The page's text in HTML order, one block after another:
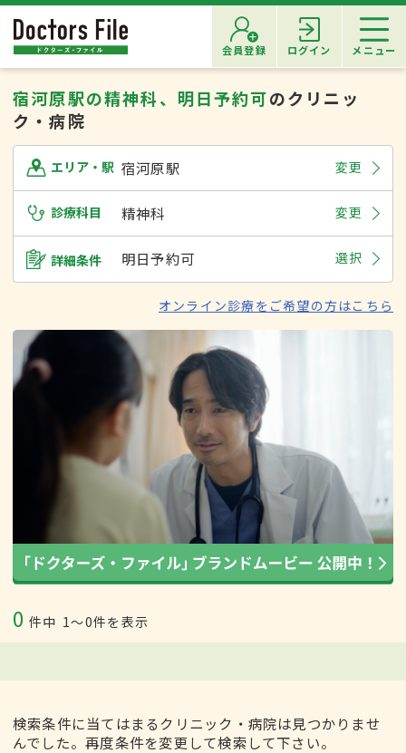
会員登録 ログイン メニュー
宿河原駅の精神科、明日予約可のクリニッ
ク・病院
エリア・駅 宿河原駅 変更
診療科目 精神科 変更
詳細条件 明日予約可 選択
オンライン診療をご希望の方はこちら
0 件中 1〜0件を表示
検索条件に当てはまるクリニック・病院は見つかりませ
んでした。再度条件を変更して検索して下さい。